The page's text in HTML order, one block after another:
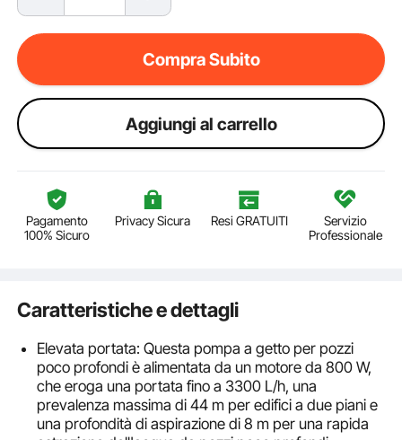
Compra Subito
Aggiungi al carrello
Pagamento
100% Sicuro
Privacy Sicura Resi GRATUITI
Servizio
Professionale
Caratteristiche e dettagli
Elevata portata: Questa pompa a getto per pozzi
poco profondi è alimentata da un motore da 800 W,
che eroga una portata fino a 3300 L/h, una
prevalenza massima di 44 m per edifici a due piani e
una profondità di aspirazione di 8 m per una rapida